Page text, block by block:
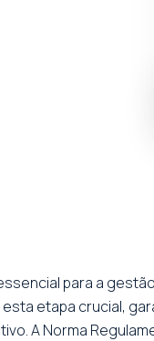
para a
etapa crucial,
A Norma